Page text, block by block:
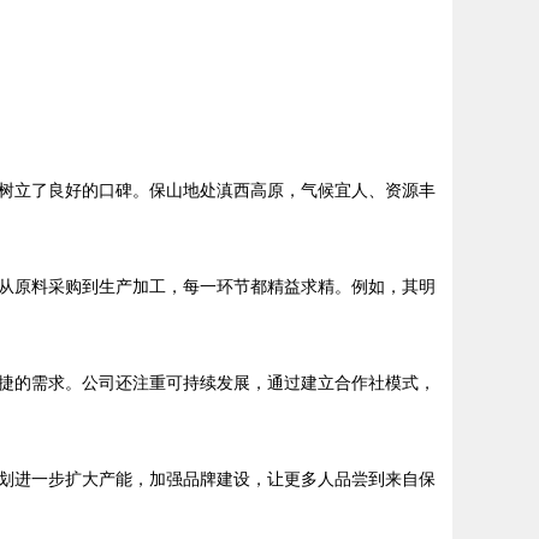
立了良好的口碑。保山地处滇西高原，气候宜人、资源丰
料采购到生产加工，每一环节都精益求精。例如，其明
需求。公司还注重可持续发展，通过建立合作社模式，
进一步扩大产能，加强品牌建设，让更多人品尝到来自保